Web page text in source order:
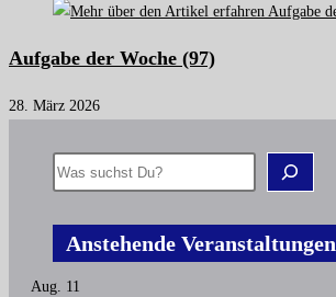
Aufgabe der Woche (97)
28. März 2026
Anstehende Veranstaltungen
Aug. 11